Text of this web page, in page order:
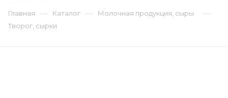
Главная — Каталог — Молочная продукция, сыры —
Творог, сырки